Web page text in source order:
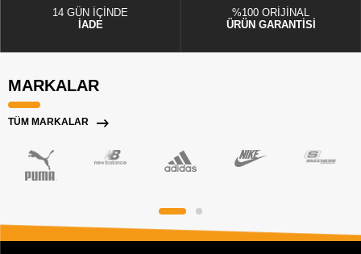
14 GÜN İÇİNDE
İADE
%100 ORİJİNAL
ÜRÜN GARANTİSİ
MARKALAR
TÜM MARKALAR